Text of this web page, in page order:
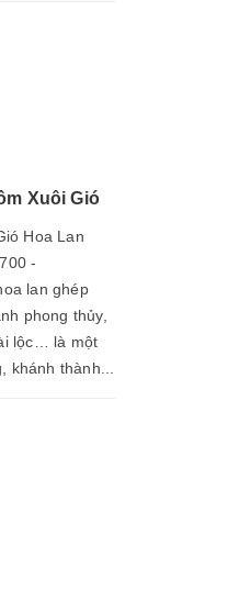
Xuôi Gió
Hoa Lan
-
lan ghép
phong thủy,
lộc… là một
thành...